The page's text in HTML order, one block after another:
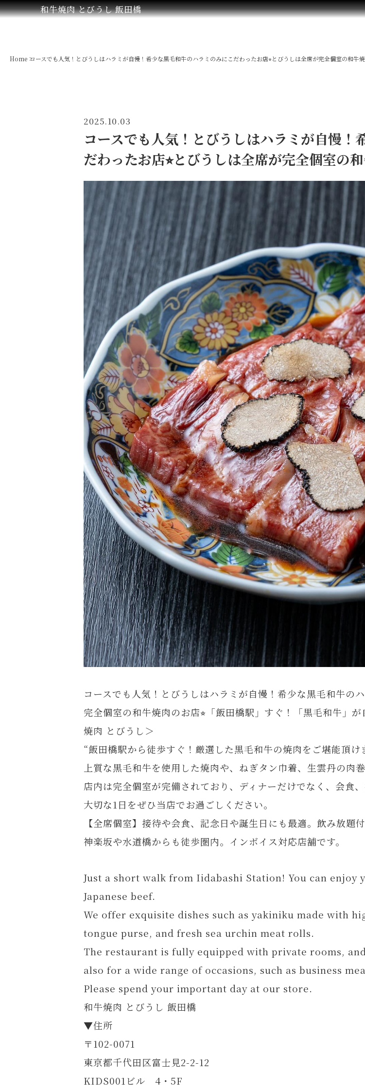
和牛焼肉 とびうし 飯田橋
Home コースでも人気！とびうしはハラミが自慢！希少な黒毛和牛のハラミのみにこだわったお店⭐︎とびうしは全席が完全個室の和牛
2025.10.03
コースでも人気！とびうしはハラミが自慢！
だわったお店⭐︎とびうしは全席が完全個室の
コースでも人気！とびうしはハラミが自慢！希少な黒毛和牛の
完全個室の和牛焼肉のお店⭐︎「飯田橋駅」すぐ！「黒毛和牛」
焼肉 とびうし＞
“飯田橋駅から徒歩すぐ！厳選した黒毛和牛の焼肉をご堪能頂け
上質な黒毛和牛を使用した焼肉や、ねぎタン巾着、生雲丹の肉
店内は完全個室が完備されており、ディナーだけでなく、会食
大切な1日をぜひ当店でお過ごしください。
【全席個室】接待や会食、記念日や誕生日にも最適。飲み放題
神楽坂や水道橋からも徒歩圏内。インボイス対応店舗です。
Just a short walk from Iidabashi Station! You can
Japanese beef.
We offer exquisite dishes such as yakiniku made with
tongue purse, and fresh sea urchin meat rolls.
The restaurant is fully equipped with private rooms,
also for a wide range of occasions, such as business
Please spend your important day at our store.
和牛焼肉 とびうし 飯田橋
▼住所
〒102-0071
東京都千代田区富士見2-2-12
KIDS001ビル 4・5F